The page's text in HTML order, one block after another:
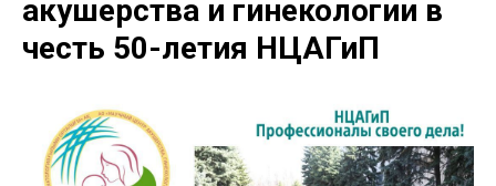
акушерства и гинекологии в
честь 50-летия НЦАГиП